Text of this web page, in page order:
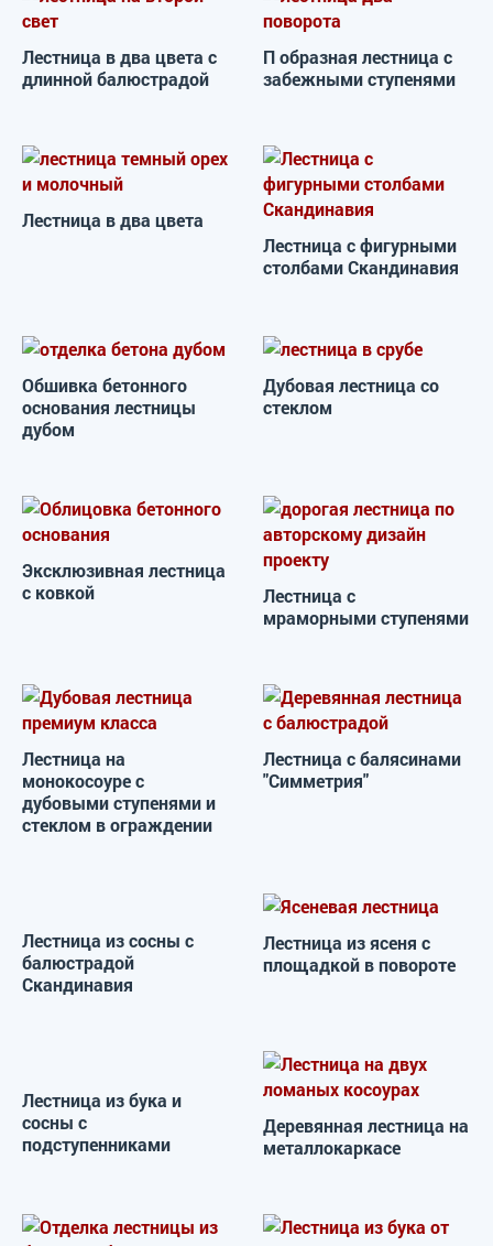
Лестница в два цвета с
длинной балюстрадой
П образная лестница с
забежными ступенями
Лестница в два цвета
Лестница с фигурными
столбами Скандинавия
Обшивка бетонного
основания лестницы
дубом
Дубовая лестница со
стеклом
Эксклюзивная лестница
с ковкой
Лестница с
мраморными ступенями
Лестница на
монокосоуре с
дубовыми ступенями и
стеклом в ограждении
Лестница с балясинами
"Симметрия"
Лестница из сосны с
балюстрадой
Скандинавия
Лестница из ясеня с
площадкой в повороте
Лестница из бука и
сосны с
подступенниками
Деревянная лестница на
металлокаркасе